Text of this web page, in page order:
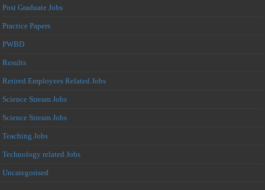
Post Graduate Jobs
Practice Papers
PWBD
Results
Retired Employees Related Jobs
Science Stream Jobs
Science Stream Jobs
Teaching Jobs
Technology related Jobs
Uncategorised